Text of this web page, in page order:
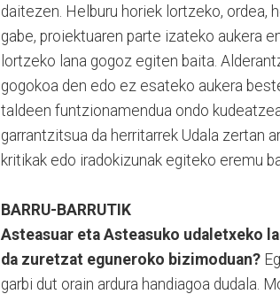
daitezen. Helburu horiek lortzeko, ordea,
gabe, proiektuaren parte izateko aukera
lortzeko lana gogoz egiten baita.
gogokoa den edo ez esateko aukera
taldeen funtzionamendua ondo
garrantzitsua da herritarrek Udala zertan
kritikak edo iradokizunak egiteko eremu
BARRU-BARRUTIK
Asteasuar eta Asteasuko udaletxeko
da zuretzat eguneroko bizimoduan?
garbi dut orain ardura handiagoa dudala.